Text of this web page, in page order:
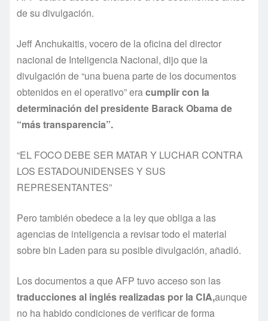
de su divulgación.
Jeff Anchukaitis, vocero de la oficina del director
nacional de Inteligencia Nacional, dijo que la
divulgación de “una buena parte de los documentos
obtenidos en el operativo” eracumplir con la
determinación del presidente Barack Obama de
“más transparencia”.
“EL FOCO DEBE SER MATAR Y LUCHAR CONTRA
LOS ESTADOUNIDENSES Y SUS
REPRESENTANTES”
Pero también obedece a la ley que obliga a las
agencias de inteligencia a revisar todo el material
sobre bin Laden para su posible divulgación, añadió.
Los documentos a que AFP tuvo acceso son las
traducciones al inglés realizadas por la CIA,aunque
no ha habido condiciones de verificar de forma